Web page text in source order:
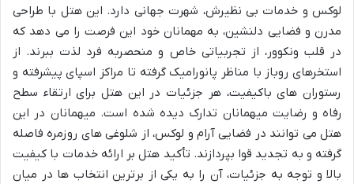
لوکس و خدمات بی نظیرش، شهرت جهانی دارد. این هتل با طراحی
مدرن و فضایی دلنشین، به مهمانان خود این فرصت را می دهد که
در قلب ونکوور، از تجربیاتی خاص و منحصربه فرد لذت ببرند. از
استخرهای روباز با مناظر پانورامیک گرفته تا مراکز اسپای پیشرفته و
رستوران های باکیفیت، هر جزئیات در این هتل برای ارتقاء سطح
رفاه و رضایت میهمانان تدارک دیده شده است. میهمانان در این
هتل می توانند در فضایی آرام و لوکس، از شلوغی های روزمره فاصله
گرفته و به تجدید قوا بپردازند. تأکید هتل بر ارائه خدمات با کیفیت
بالا و توجه به جزئیات، آن را به یکی از برترین انتخاب ها در میان